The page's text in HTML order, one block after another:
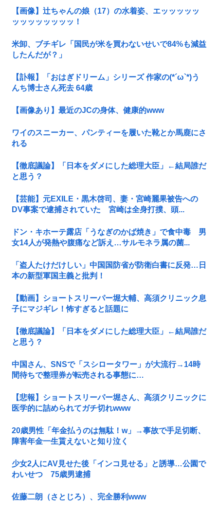
【画像】辻ちゃんの娘（17）の水着姿、エッッッッッ
ッッッッッッッッ！
米卸、ブチギレ「国民が米を買わないせいで84%も減益
したんだが？」
【訃報】「おはぎドリーム」シリーズ 作家の(*´ω`*)う
んち博士さん死去 64歳
【画像あり】最近のJCの身体、健康的www
ワイのスニーカー、パンティーを履いた靴とか馬鹿にさ
れる
【徹底議論】「日本をダメにした総理大臣」←結局誰だ
と思う？
【芸能】元EXILE・黒木啓司、妻・宮崎麗果被告への
DV事案で逮捕されていた 宮崎は全身打撲、頭...
ドン・キホーテ露店「うなぎのかば焼き」で食中毒 男
女14人が発熱や腹痛など訴え…サルモネラ属の菌...
「盗人たけだけしい」中国国防省が防衛白書に反発…日
本の新型軍国主義と批判！
【動画】ショートスリーパー堀大輔、高須クリニック息
子にマジギレ！怖すぎると話題に
【徹底議論】「日本をダメにした総理大臣」←結局誰だ
と思う？
中国さん、SNSで「スシロータワー」が大流行→14時
間待ちで整理券が転売される事態に…
【悲報】ショートスリーパー堀さん、高須クリニックに
医学的に詰められてガチ切れwww
20歳男性「年金払うのは無駄！w」→事故で手足切断、
障害年金一生貰えないと知り泣く
少女2人にAV見せた後「インコ見せる」と誘導…公園で
わいせつ 75歳男逮捕
佐藤二朗（さとじろ）、完全勝利www